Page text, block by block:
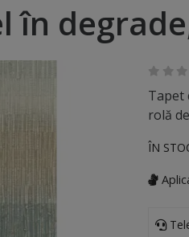
Tapet
rolă
ÎN